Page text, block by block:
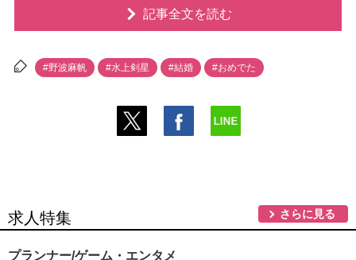
記事全文を読む
#野波麻帆 #水上剣星 #結婚 #おめでた
求人特集 さらに見る
プランナー/ゲーム・エンタメ